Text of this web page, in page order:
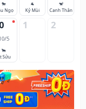
🐎
Ngọ
🐐
Kỷ Mùi
🐒
Canh Thân
5
🐂
Sửu
1 2